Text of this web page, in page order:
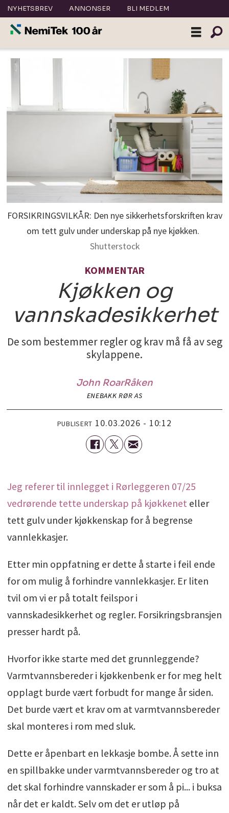
NYHETSBREV ANNONSER BLI MEDLEM
FORSIKRINGSVILKÅR: Den nye sikkerhetsforskriften krav
om tett gulv under underskap på nye kjøkken.
Shutterstock
KOMMENTAR
Kjøkken og
vannskadesikkerhet
De som bestemmer regler og krav må få av seg
skylappene.
John RoarRåken
ENEBAKK RØR AS
PUBLISERT 10.03.2026 - 10:12
Jeg referer til innlegget i Rørleggeren 07/25
vedrørende tette underskap på kjøkkenet eller
tett gulv under kjøkkenskap for å begrense
vannlekkasjer.
Etter min oppfatning er dette å starte i feil ende
for om mulig å forhindre vannlekkasjer. Er liten
tvil om vi er på totalt feilspor i
vannskadesikkerhet og regler. Forsikringsbransjen
presser hardt på.
Hvorfor ikke starte med det grunnleggende?
Varmtvannsbereder i kjøkkenbenk er for meg helt
opplagt burde vært forbudt for mange år siden.
Det burde vært et krav om at varmtvannsbereder
skal monteres i rom med sluk.
Dette er åpenbart en lekkasje bombe. Å sette inn
en spillbakke under varmtvannsbereder og tro at
det skal forhindre vannskader er som å pi... i buksa
når det er kaldt. Selv om det er utløp på